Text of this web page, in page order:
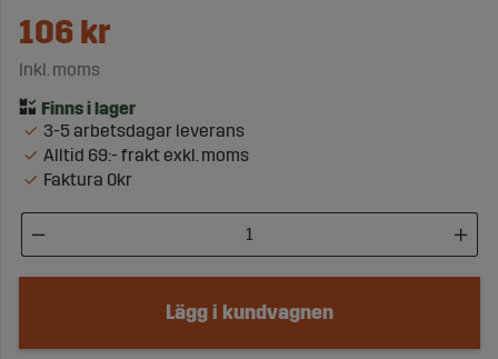
106 kr
Inkl. moms
3-5 arbetsdagar leverans
Alltid 69:- frakt exkl. moms
Faktura 0kr
Lägg i kundvagnen